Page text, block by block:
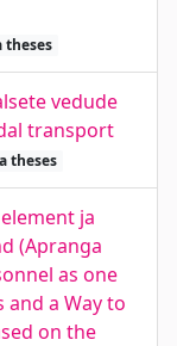
theses
vedude
transport
theses
ja
(Apranga
as one
a Way to
on the